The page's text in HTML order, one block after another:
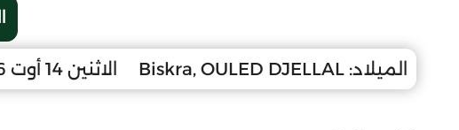
الميلاد: Biskra, OULED DJELLAL الاثنين 14 أوت 2006